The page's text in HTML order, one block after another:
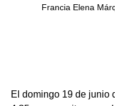
Francia Elena
El domingo 19 de junio